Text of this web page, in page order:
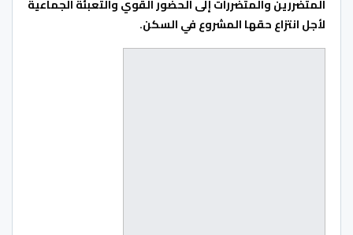
المتضررين والمتضررات إلى الحضور القوي والتعبئة الجماعية
لأجل انتزاع حقها المشروع في السكن.